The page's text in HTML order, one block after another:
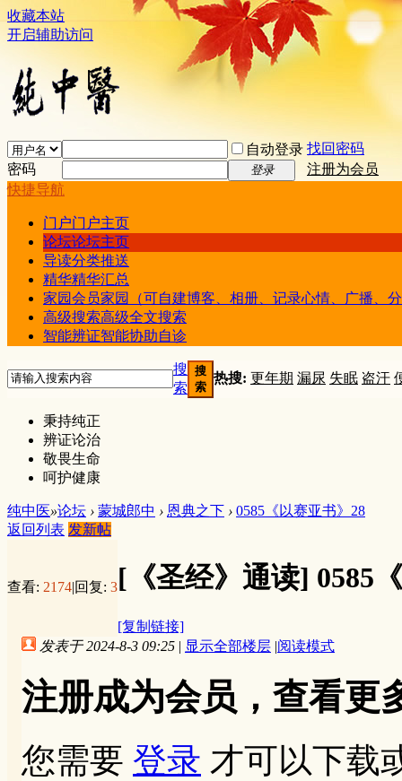
收藏本站
开启辅助访问
自动登录 找回密码
密码
登录
注册为会员
快捷导航
门户门户主页
论坛论坛主页
导读分类推送
精华精华汇总
家园会员家园（可自建博客、相册、记录心情、广播、
高级搜索高级全文搜索
智能辨证智能协助自诊
搜
索
搜
索
热搜: 更年期 漏尿 失眠 盗汗
秉持纯正
辨证论治
敬畏生命
呵护健康
纯中医»论坛 › 蒙城郎中 › 恩典之下 › 0585《以赛亚书》28
返回列表 发新帖
查看: 2174|回复: 3[《圣经》通读] 0585
[复制链接]
发表于 2024-8-3 09:25 | 显示全部楼层 |阅读模式
注册成为会员，查看更
您需要 登录 才可以下载